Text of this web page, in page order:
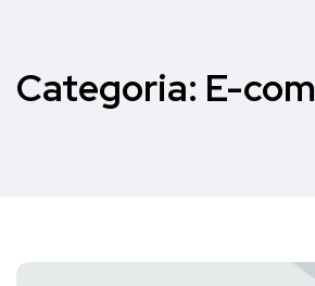
Categoria: E-